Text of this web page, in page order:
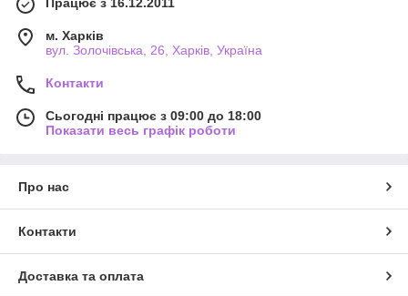
Працює з 16.12.2011
м. Харків
вул. Золочівська, 26, Харків, Україна
Контакти
Сьогодні працює з 09:00 до 18:00
Показати весь графік роботи
Про нас
Контакти
Доставка та оплата